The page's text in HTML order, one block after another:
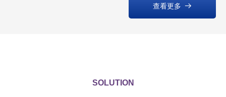
查看更多 뀠
SOLUTION